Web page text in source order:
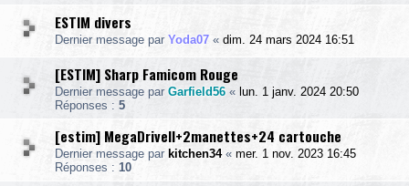
ESTIM divers
Dernier message par Yoda07 « dim. 24 mars 2024 16:51
[ESTIM] Sharp Famicom Rouge
Dernier message par Garfield56 « lun. 1 janv. 2024 20:50
Réponses : 5
[estim] MegaDriveII+2manettes+24 cartouche
Dernier message par kitchen34« mer. 1 nov. 2023 16:45
Réponses : 10